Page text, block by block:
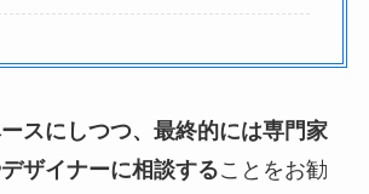
スにしつつ、最終的には専門家
ザイナーに相談することをお勧